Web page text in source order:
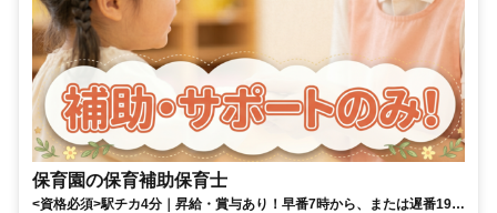
保育園の保育補助保育士
<資格必須>駅チカ4分｜昇給・賞与あり！早番7時から、または遅番19時